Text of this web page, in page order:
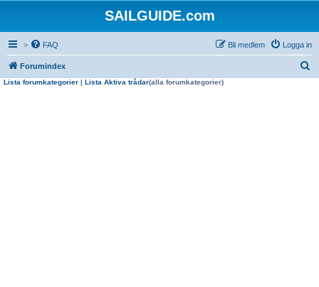
SAILGUIDE.com
> FAQ Logga in
Bli medlem
Forumindex
Lista forumkategorier | Lista Aktiva trådar(alla forumkategorier)